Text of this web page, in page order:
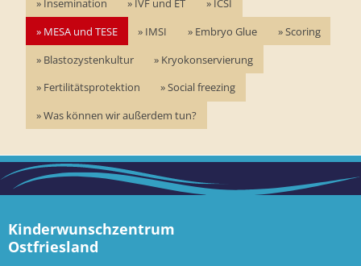
Insemination
IVF und ET
ICSI
MESA und TESE
IMSI Embryo Glue
Scoring
Blastozystenkultur
Kryokonservierung
Fertilitätsprotektion
Social freezing
Was können wir außerdem tun?
Kinderwunschzentrum
Ostfriesland